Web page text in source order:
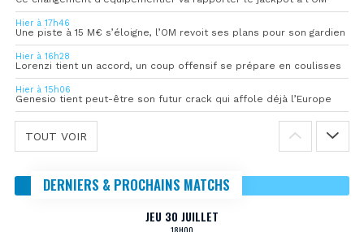
Hier à 17h46
Une piste à 15 M€ s’éloigne, l’OM revoit ses plans pour son gardien
Hier à 16h28
Lorenzi tient un accord, un coup offensif se prépare en coulisses
Hier à 15h06
Genesio tient peut-être son futur crack qui affole déjà l’Europe
TOUT VOIR
DERNIERS & PROCHAINS MATCHS
JEU 30 JUILLET
18H00